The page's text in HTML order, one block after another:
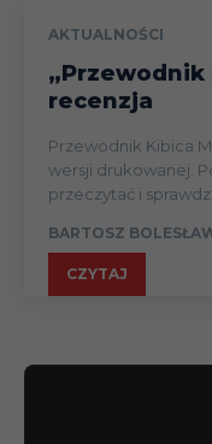
AKTUALNOŚCI
„Przewodnik
recenzja
Przewodnik Kibica
wersji drukowanej.
przeczytać i
BARTOSZ
CZYTAJ